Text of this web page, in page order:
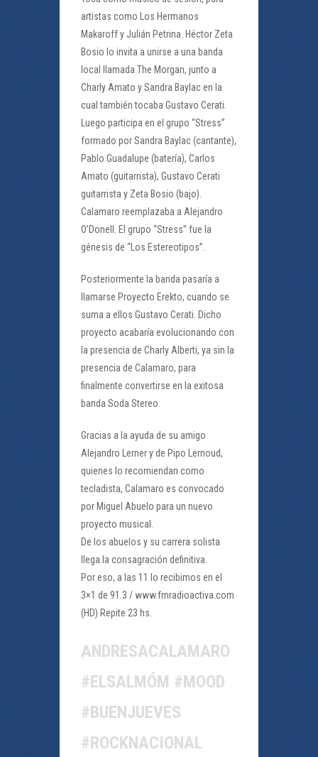
artistas como Los Hermanos
Makaroff y Julián Petrina. Héctor Zeta
Bosio lo invita a unirse a una banda
local llamada The Morgan, junto a
Charly Amato y Sandra Baylac en la
cual también tocaba Gustavo Cerati.
Luego participa en el grupo “Stress”
formado por Sandra Baylac (cantante),
Pablo Guadalupe (batería), Carlos
Amato (guitarrista), Gustavo Cerati
guitarrista y Zeta Bosio (bajo).
Calamaro reemplazaba a Alejandro
O’Donell. El grupo “Stress” fue la
génesis de “Los Estereotipos”.
Posteriormente la banda pasaría a
llamarse Proyecto Erekto, cuando se
suma a ellos Gustavo Cerati. Dicho
proyecto acabaría evolucionando con
la presencia de Charly Alberti, ya sin la
presencia de Calamaro, para
finalmente convertirse en la exitosa
banda Soda Stereo.
Gracias a la ayuda de su amigo
Alejandro Lerner y de Pipo Lernoud,
quienes lo recomiendan como
tecladista, Calamaro es convocado
por Miguel Abuelo para un nuevo
proyecto musical.
De los abuelos y su carrera solista
llega la consagración definitiva.
Por eso, a las 11 lo recibimos en el
3×1 de 91.3 / www.fmradioactiva.com
(HD) Repite 23 hs.
ANDRESACALAMARO
#ELSALMÓM #MOOD
#BUENJUEVES
#ROCKNACIONAL